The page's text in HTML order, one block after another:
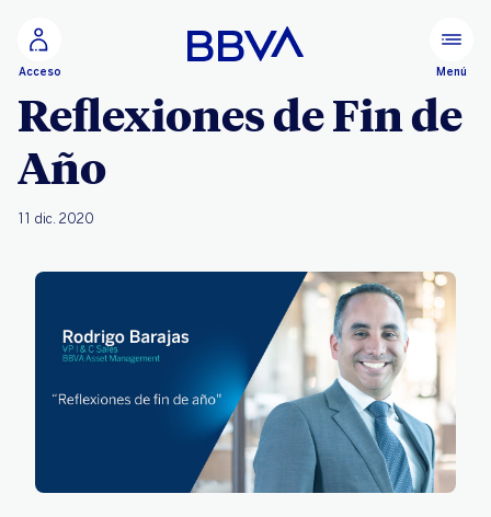
Acceso Menú
Reflexiones de Fin de
Año
11 dic. 2020